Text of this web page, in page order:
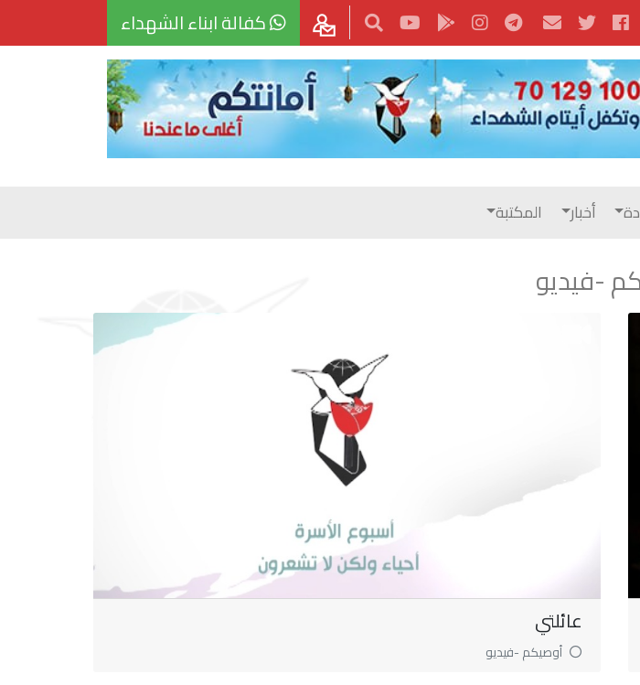
كفالة ابناء الشهداء
أخبار المكتبة
-فيديو
عائلتي
أوصيكم -فيديو